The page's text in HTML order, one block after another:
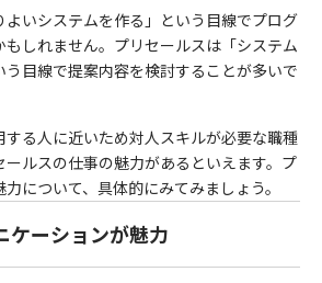
いシステムを作る」という目線でプログ
しれません。プリセールスは「システム
目線で提案内容を検討することが多いで
る人に近いため対人スキルが必要な職種
ルスの仕事の魅力があるといえます。プ
について、具体的にみてみましょう。
ケーションが魅力